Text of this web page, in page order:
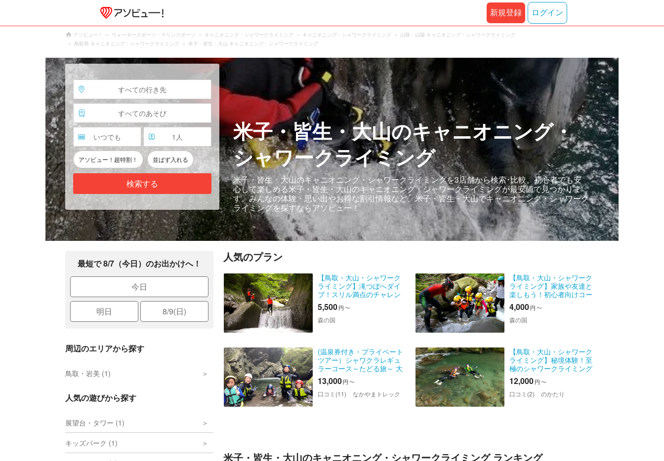
新規登録 ログイン
アソビュー！ ウォータースポーツ・マリンスポーツ キャニオニング・シャワークライミング キャニオニング・シャワークライミング
山陰・山陽 キャニオニング・シャワークライミング
鳥取県 キャニオニング・シャワークライミング
米子・皆生・大山 キャニオニング・シャワークライミング
すべての行き先
すべてのあそび
いつでも 1 人
アソビュー！超特割！ 並ばず入れる
検索する
米子・皆生・大山のキャニオニング・
シャワークライミング
米子・皆生・大山のキャニオニング・シャワークライミングを3店舗から検索･比較。初心者でも安
心して楽しめる米子・皆生・大山のキャニオニング・シャワークライミングが最安値で見つかりま
す。みんなの体験・思い出やお得な割引情報など、米子・皆生・大山でキャニオニング・シャワーク
ライミングを探すならアソビュー！
最短で 8/7（今日）のお出かけへ！
今日
明日 8/9(日)
周辺のエリアから探す
鳥取・岩美 (1)
人気の遊びから探す
展望台・タワー (1)
キッズパーク (1)
人気のプラン
【鳥取・大山・シャワーク
ライミング】滝つぼへダイ
ブ！スリル満点のチャレン
ジコース
5,500円 〜
森の国
【鳥取・大山・シャワーク
ライミング】家族や友達と
楽しもう！初心者向けコー
ス
4,000円 〜
森の国
(温泉券付き・プライベート
ツアー）シャワクラレギュ
ラーコース～たどる旅～ 大
自然を満喫！川遊びの極上
体験を1組限定で楽しむプラ
イベートツアー
13,000円 〜
口コミ(11) なかやまトレック
【鳥取・大山・シャワーク
ライミング】秘境体験！至
極のシャワークライミング
ツアー （大山隠岐国立公
園）※BBQのオプションあり
12,000円 〜
口コミ(2) のかたり
米子・皆生・大山のキャニオニング・シャワークライミング ランキング